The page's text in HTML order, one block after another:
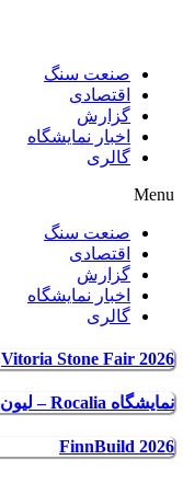
صنعت سنگ
اقتصادی
گزارش
اخبار نمایشگاه
گالری
Menu
صنعت سنگ
اقتصادی
گزارش
اخبار نمایشگاه
گالری
Vitoria Stone Fair 2026
نمایشگاه Rocalia – لیون، فرانسه 2025
FinnBuild 2026